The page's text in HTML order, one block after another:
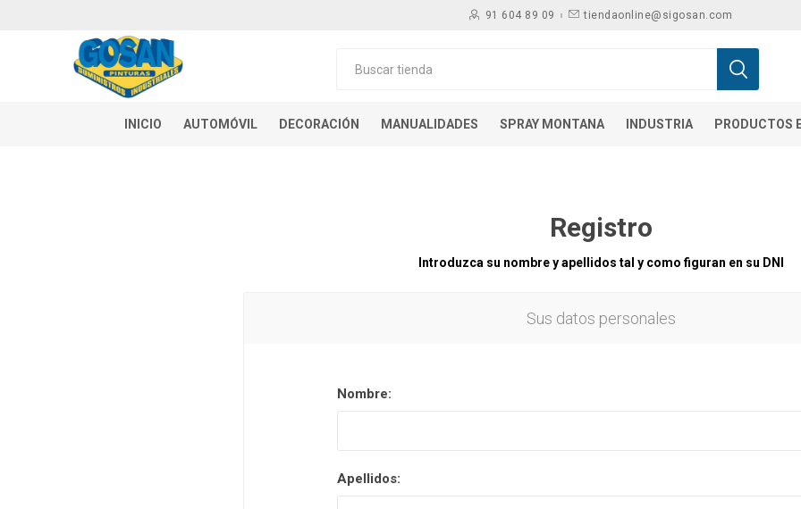
91 604 89 09 tiendaonline@sigosan.com
INICIO AUTOMÓVIL DECORACIÓN MANUALIDADES SPRAY MONTANA INDUSTRIA PRODUCTOS
Registro
Introduzca su nombre y apellidos tal y como figuran en su DNI
Sus datos personales
Nombre:
Apellidos: